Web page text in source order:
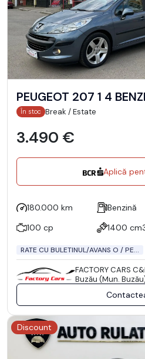
PEUGEOT 207 1 4
În stoc Break / Estate
3.490 €
Aplică
180.000 km Benzină
100 cp
1400
RATE CU BULETINUL/AVANS O / PE...
FACTORY CARS
Buzău (Mun.
Discount